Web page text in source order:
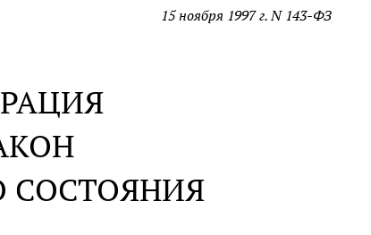
15 ноября 1997 г. N 143-ФЗ
СОСТОЯНИЯ